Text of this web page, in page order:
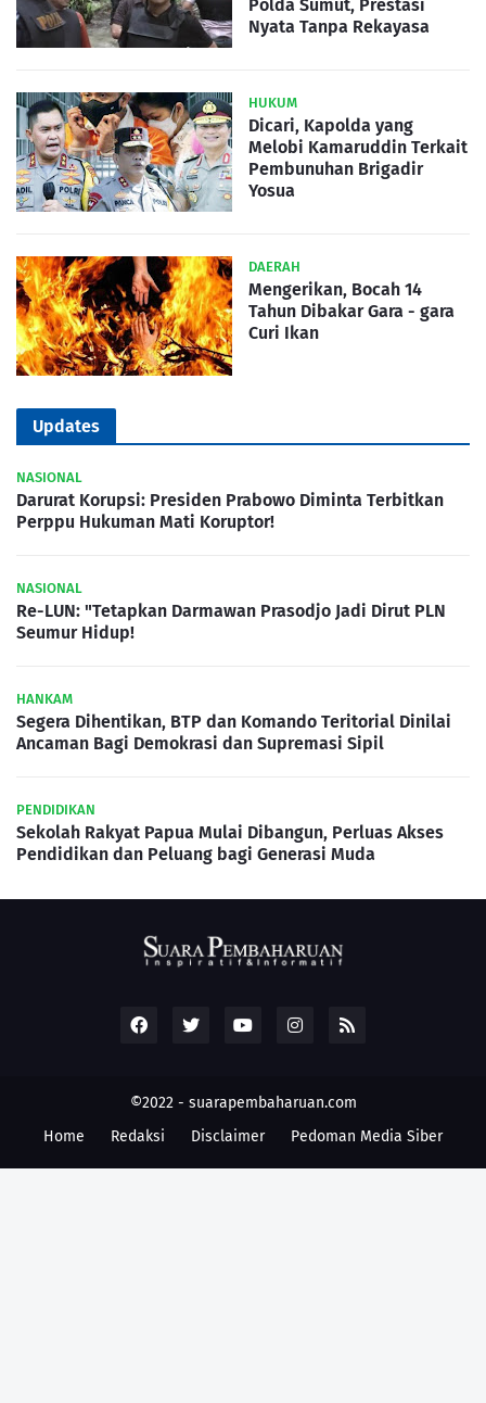
Polda Sumut, Prestasi
Nyata Tanpa Rekayasa
HUKUM
Dicari, Kapolda yang
Melobi Kamaruddin Terkait
Pembunuhan Brigadir
Yosua
DAERAH
Mengerikan, Bocah 14
Tahun Dibakar Gara - gara
Curi Ikan
Updates
NASIONAL
Darurat Korupsi: Presiden Prabowo Diminta Terbitkan
Perppu Hukuman Mati Koruptor!
NASIONAL
Re-LUN: "Tetapkan Darmawan Prasodjo Jadi Dirut PLN
Seumur Hidup!
HANKAM
Segera Dihentikan, BTP dan Komando Teritorial Dinilai
Ancaman Bagi Demokrasi dan Supremasi Sipil
PENDIDIKAN
Sekolah Rakyat Papua Mulai Dibangun, Perluas Akses
Pendidikan dan Peluang bagi Generasi Muda
©2022 - suarapembaharuan.com
Home
Redaksi Disclaimer Pedoman Media Siber